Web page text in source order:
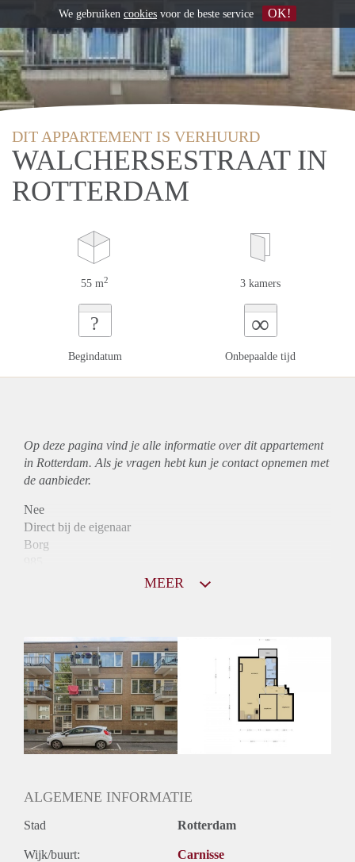
DIT APPARTEMENT IS VERHUURD
WALCHERSESTRAAT IN
ROTTERDAM
55 m2 3 kamers
?
Begindatum
∞
Onbepaalde tijd
Op deze pagina vind je alle informatie over ditappartement
in Rotterdam. Als je vragen hebt kun je contact opnemen met
de aanbieder.
Nee
Direct bij de eigenaar
Borg
Inkomen eis
N.V.T.
Huurtermijn
Onbepaalde termijn
Oplevering
Kaal
Voorzieningen
MEER
ALGEMENE INFORMATIE
Stad Rotterdam
Wijk/buurt: Carnisse
We gebruiken cookies voor de beste service OK!